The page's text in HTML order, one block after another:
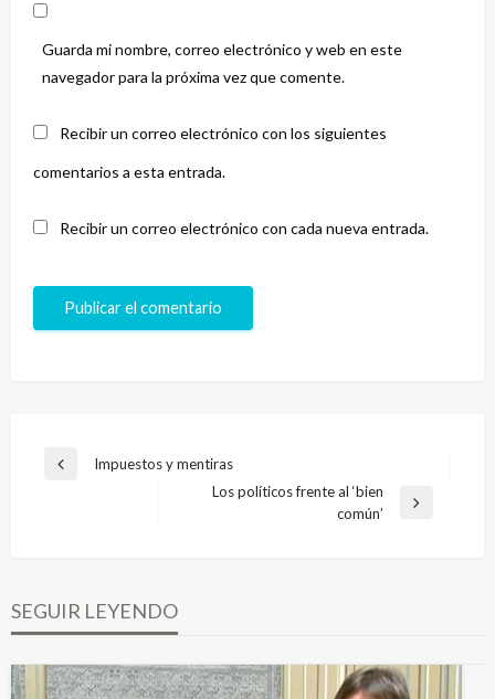
Guarda mi nombre, correo electrónico y web en este
navegador para la próxima vez que comente.
Recibir un correo electrónico con los siguientes
comentarios a esta entrada.
Recibir un correo electrónico con cada nueva entrada.
Navegación
Entrada
Impuestos y mentiras
Los políticos frente al ‘bien
común’
SEGUIR LEYENDO